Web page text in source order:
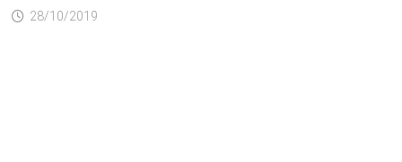
28/10/2019